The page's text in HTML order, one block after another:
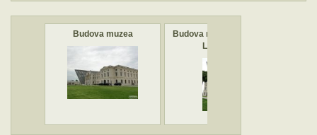
Budova muzea
Budova muzea s tankem
Leopard 1